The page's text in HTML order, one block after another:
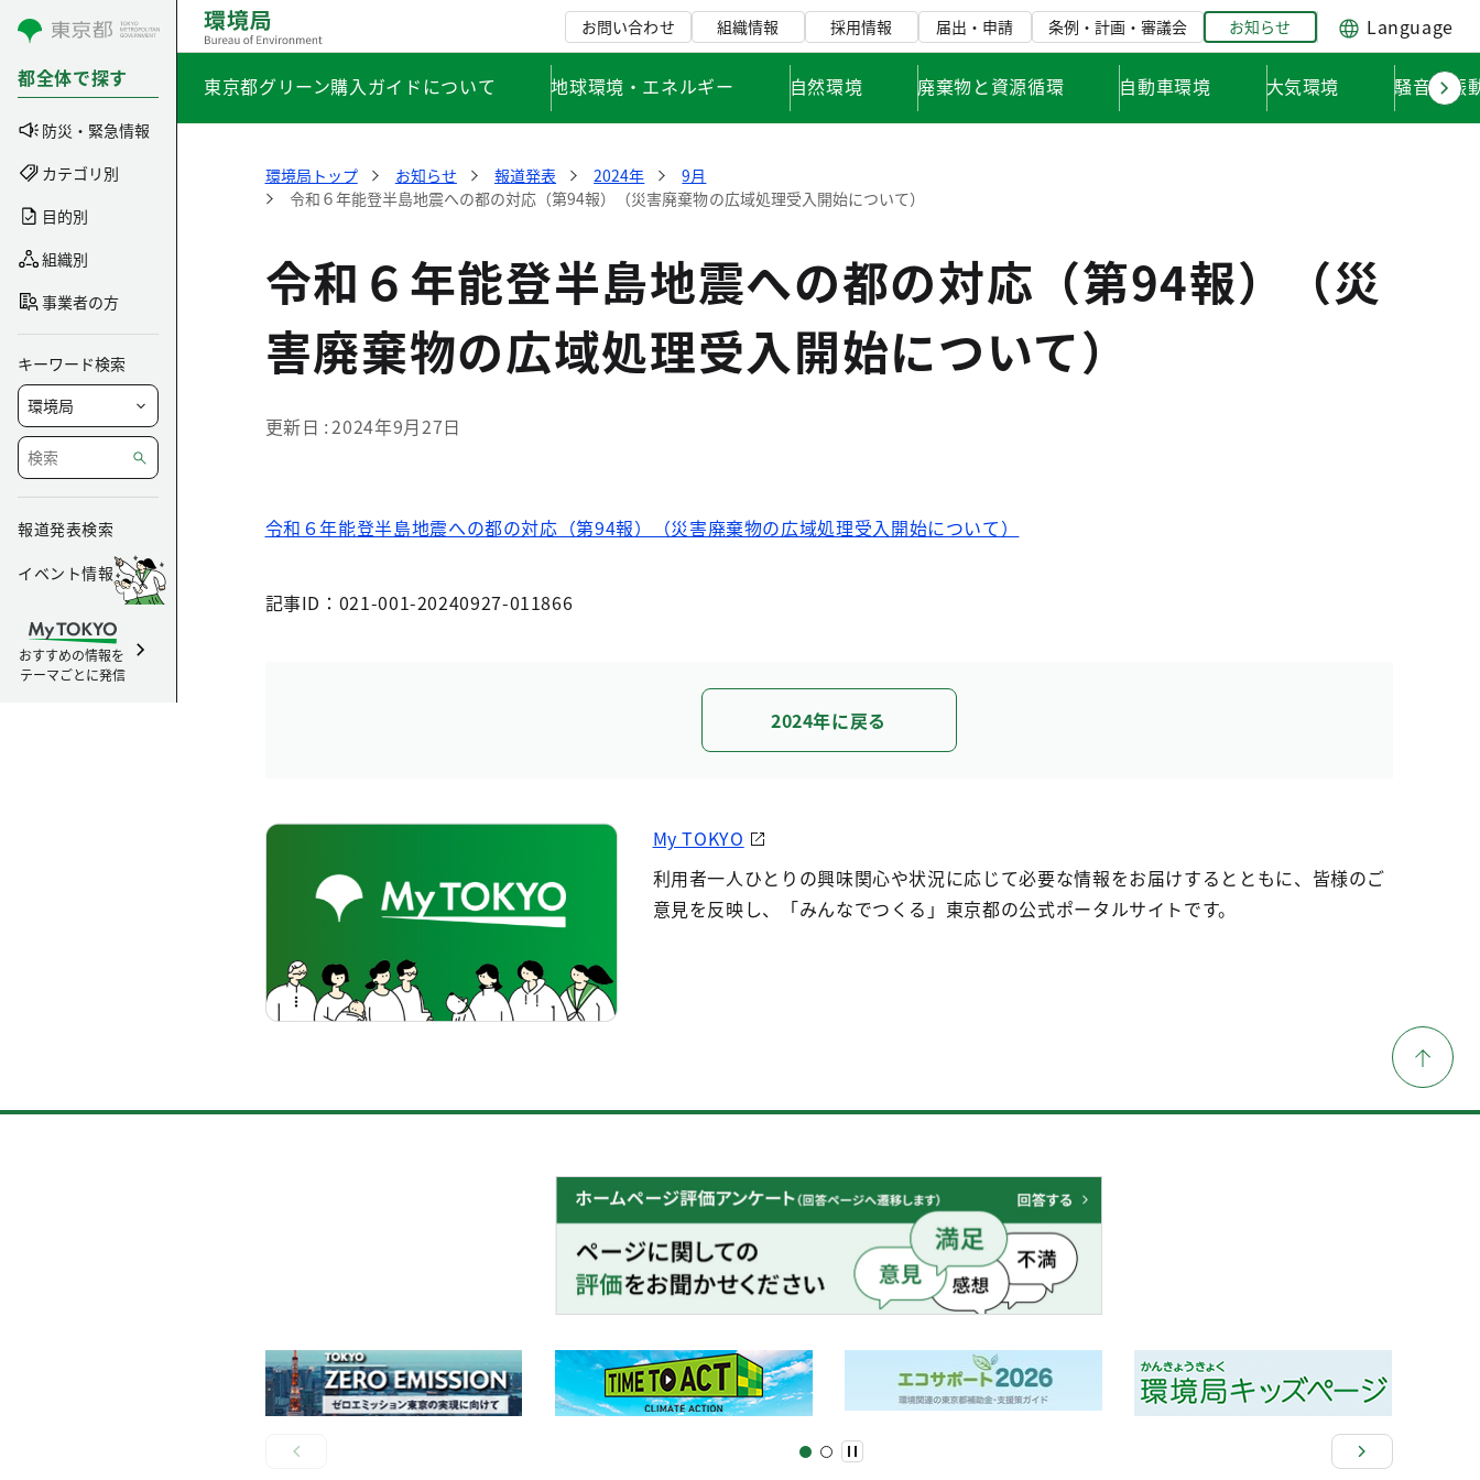
コンテンツにスキップ
都全体で探す
防災・緊急情報
カテゴリ別
目的別
組織別
事業者の方
キーワード検索
報道発表検索
イベント情報
おすすめの情報を
テーマごとに発信
お問い合わせ 組織情報 採用情報 届出・申請 条例・計画・審議会 お知らせ Language
東京都グリーン購入ガイドについて 地球環境・エネルギー 自然環境 廃棄物と資源循環 自動車環境 大気環境 騒音・振
環境局トップ お知らせ 報道発表 2024年
9月
令和６年能登半島地震への都の対応（第94報）（災害廃棄物の広域処理受入開始について）
令和６年能登半島地震への都の対応（第94報）（災
害廃棄物の広域処理受入開始について）
更新日 2024年9月27日
令和６年能登半島地震への都の対応（第94報）（災害廃棄物の広域処理受入開始について）
記事ID：021-001-20240927-011866
2024年に戻る
My TOKYO
利用者一人ひとりの興味関心や状況に応じて必要な情報をお届けするとともに、皆様のご
意見を反映し、「みんなでつくる」東京都の公式ポータルサイトです。